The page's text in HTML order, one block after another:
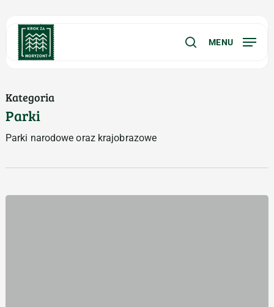
main
content
search
MENU
Kategoria
Parki
Parki narodowe oraz krajobrazowe